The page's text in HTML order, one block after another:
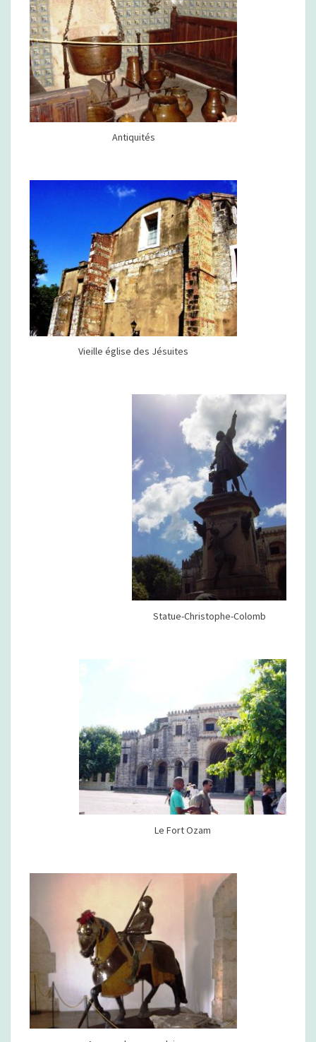
Antiquités
Vieille église des Jésuites
Statue-Christophe-Colomb
Le Fort Ozam